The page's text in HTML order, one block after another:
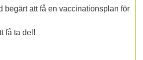
begärt att få en vaccinationsplan för
få ta del!